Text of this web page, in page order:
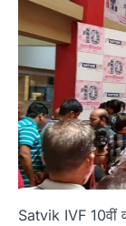
Satvik IVF 10वीं